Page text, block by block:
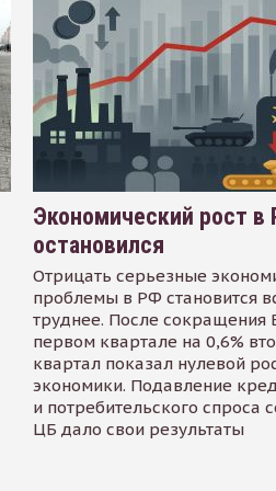
Экономический рост в
остановился
Отрицать серьезные
проблемы в РФ становится
труднее. После сокращения
первом квартале на 0,6%
квартал показал нулевой
экономики. Подавление
и потребительского спроса
ЦБ дало свои результаты